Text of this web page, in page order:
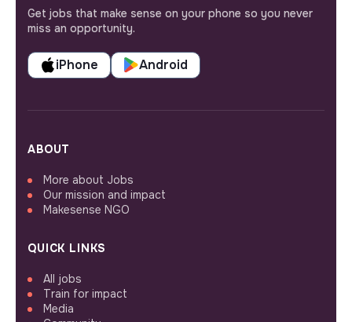
Get jobs that make sense on your phone so you never
miss an opportunity.
iPhone Android
ABOUT
More about Jobs
Our mission and impact
Makesense NGO
QUICK LINKS
All jobs
Train for impact
Media